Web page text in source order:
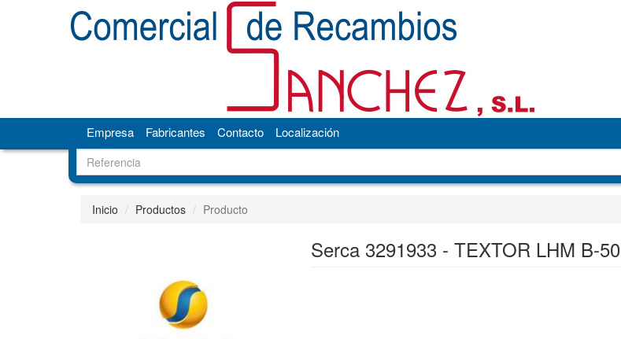
Empresa Fabricantes Contacto Localización
Inicio Productos Producto
Serca 3291933 - TEXTOR LHM B-50